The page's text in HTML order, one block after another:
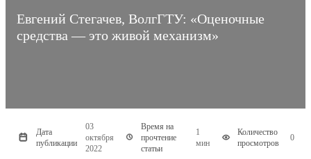
Евгений Стегачев, ВолгГТУ: «Оценочные
средства — это живой механизм»
Дата
публикации
03
октября
2022
Время на
прочтение
статьи
1
мин
Количество
просмотров
0